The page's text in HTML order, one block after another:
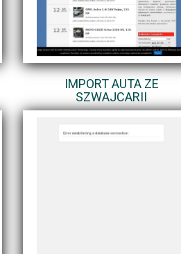
IMPORT AUTA ZE
SZWAJCARII